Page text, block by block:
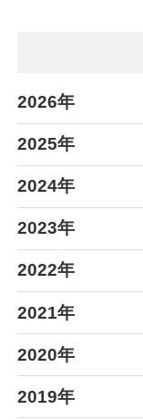
2026年
2025年
2024年
2023年
2022年
2021年
2020年
2019年